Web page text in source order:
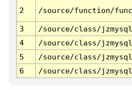
2 /source/function/
3 /source/class/
4
/source/class/
5
/source/class/
6
/source/class/